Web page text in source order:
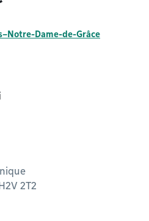
Dame-de-Grâce
2T2